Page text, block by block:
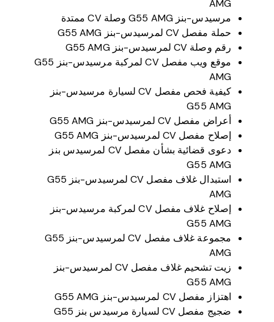
AMG
مرسيدس-بنز G55 AMG وصلة CV ممتدة
حملة مفصل CV لمرسيدس-بنز G55 AMG
رقم وصلة CV لمرسيدس-بنز G55 AMG
موقع ويب مفصل CV لمركبة مرسيدس-بنز G55
AMG
كيفية فحص مفصل CV لسيارة مرسيدس-بنز
G55 AMG
أعراض مفصل CV لمرسيدس-بنز G55 AMG
إصلاح مفصل CV لمرسيدس-بنز G55 AMG
دعوى قضائية بشأن مفصل CV لمرسيدس بنز
G55 AMG
استبدال غلاف مفصل CV لمرسيدس-بنز G55
AMG
إصلاح غلاف مفصل CV لمركبة مرسيدس-بنز
G55 AMG
مجموعة غلاف مفصل CV لمرسيدس-بنز G55
AMG
زيت تشحيم غلاف مفصل CV لمرسيدس-بنز
G55 AMG
اهتزاز مفصل CV لمرسيدس-بنز G55 AMG
ضجيج مفصل CV لسيارة مرسيدس بنز G55